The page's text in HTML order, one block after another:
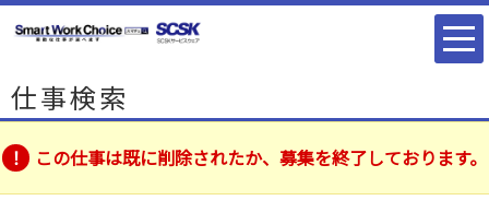
仕事検索
この仕事は既に削除されたか、募集を終了しております。